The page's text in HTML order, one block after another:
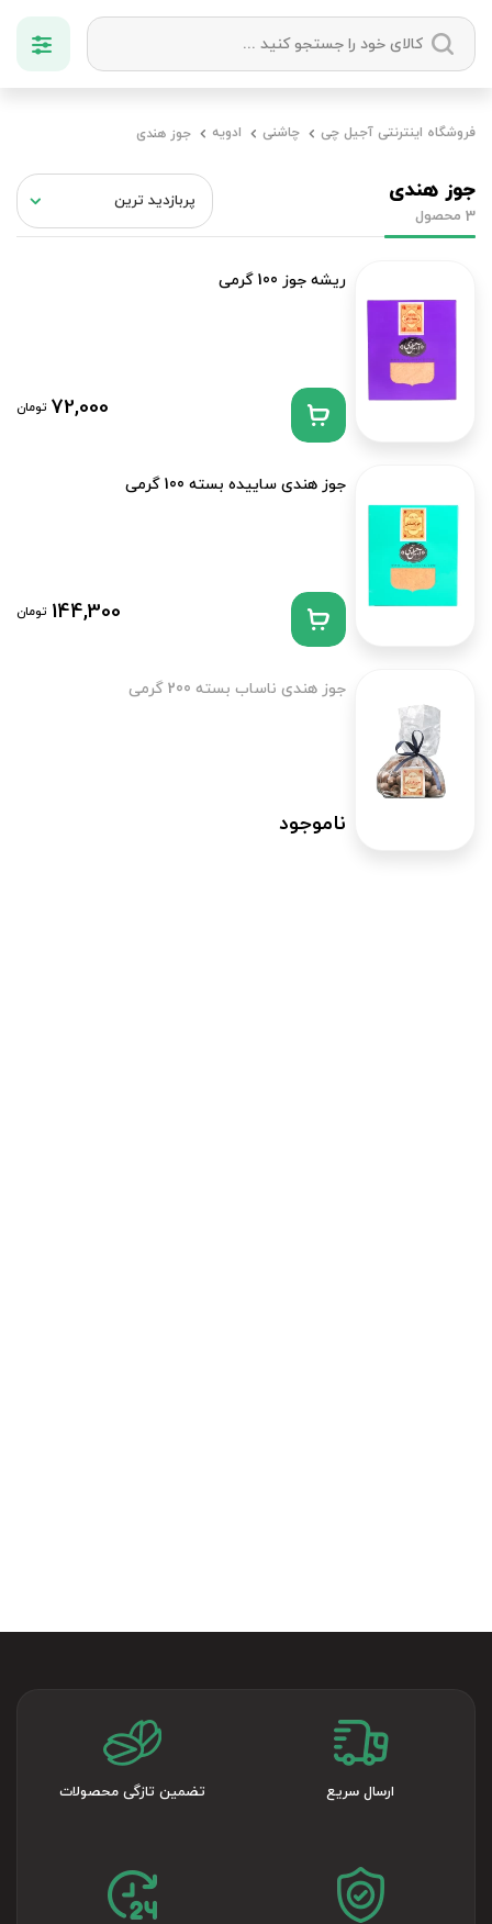
خشکبار
فروشگاه اینترنتی آجیل چی چاشنی ادویه جوز هندی
جوز هندی
3 محصول
ریشه جوز 100 گرمی
72,000 تومان
جوز هندی ساییده بسته 100 گرمی
144,300 تومان
جوز هندی ناساب بسته 200 گرمی
ناموجود
ارسال سریع تضمین تازگی محصولات